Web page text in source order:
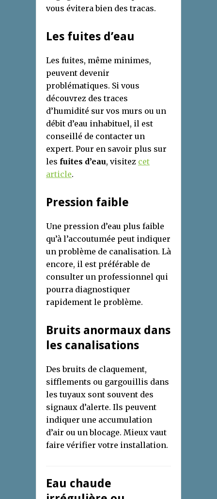
vous évitera bien des tracas.
Les fuites d’eau
Les fuites, même minimes,
peuvent devenir
problématiques. Si vous
découvrez des traces
d’humidité sur vos murs ou un
débit d’eau inhabituel, il est
conseillé de contacter un
expert. Pour en savoir plus sur
les fuites d’eau, visitez cet
article.
Pression faible
Une pression d’eau plus faible
qu’à l’accoutumée peut indiquer
un problème de canalisation. Là
encore, il est préférable de
consulter un professionnel qui
pourra diagnostiquer
rapidement le problème.
Bruits anormaux dans
les canalisations
Des bruits de claquement,
sifflements ou gargouillis dans
les tuyaux sont souvent des
signaux d’alerte. Ils peuvent
indiquer une accumulation
d’air ou un blocage. Mieux vaut
faire vérifier votre installation.
Eau chaude